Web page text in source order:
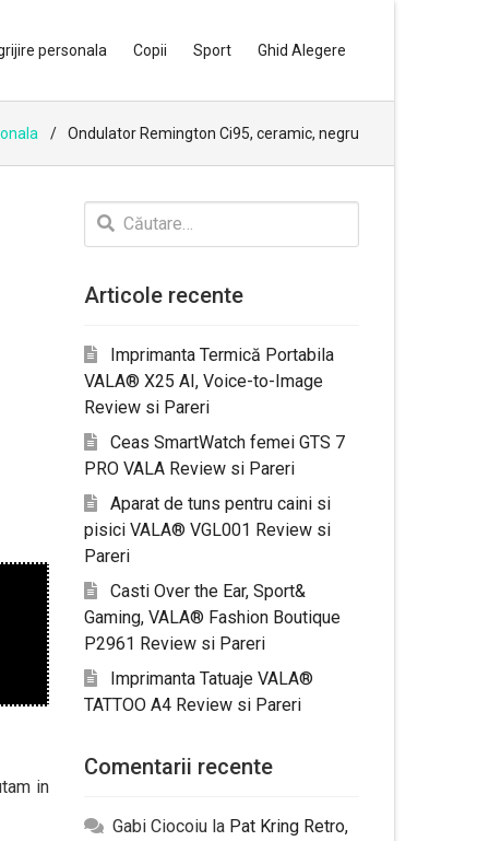
personala Copii Sport Ghid Alegere
Ondulator Remington Ci95, ceramic, negru
in
Caută
după:
Articole recente
Imprimanta Termică Portabila
VALA® X25 AI, Voice-to-Image
Review si Pareri
Ceas SmartWatch femei GTS 7
PRO VALA Review si Pareri
Aparat de tuns pentru caini si
pisici VALA® VGL001 Review si
Pareri
Casti Over the Ear, Sport&
Gaming, VALA® Fashion Boutique
P2961 Review si Pareri
Imprimanta Tatuaje VALA®
TATTOO A4 Review si Pareri
Comentarii recente
Gabi Ciocoiula Pat Kring Retro,